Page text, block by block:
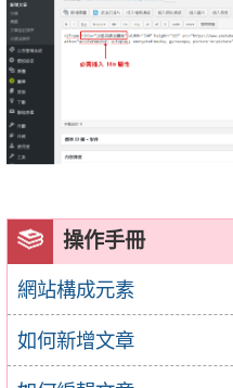
操作手冊
網站構成元素
如何新增文章